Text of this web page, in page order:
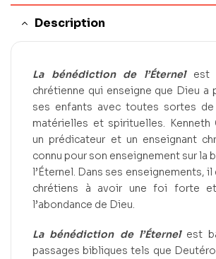
Description
La bénédiction de l’Éternel est
chrétienne qui enseigne que Dieu a
ses enfants avec toutes sortes de
matérielles et spirituelles. Kenneth
un prédicateur et un enseignant
connu pour son enseignement sur la
l’Éternel. Dans ses enseignements,
chrétiens à avoir une foi forte
l’abondance de Dieu.
La bénédiction de l’Éternel est
passages bibliques tels que